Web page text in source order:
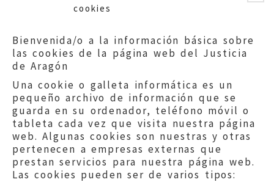
cookies
Bienvenida/o a la información básica sobre
las cookies de la página web del Justicia
de Aragón
Una cookie o galleta informática es un
pequeño archivo de información que se
guarda en su ordenador, teléfono móvil o
tableta cada vez que visita nuestra página
web. Algunas cookies son nuestras y otras
pertenecen a empresas externas que
prestan servicios para nuestra página web.
Las cookies pueden ser de varios tipos: